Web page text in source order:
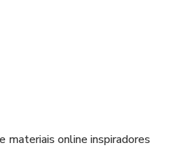
materiais online inspiradores